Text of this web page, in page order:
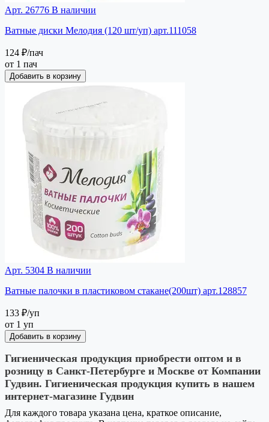
Арт. 26776 В наличии
Ватные диски Мелодия (120 шт/уп) арт.111058
124 ₽/пач
от 1 пач
Добавить в корзину
Арт. 5304 В наличии
Ватные палочки в пластиковом стакане(200шт) арт.128857
133 ₽/уп
от 1 уп
Добавить в корзину
Гигиеническая продукция приобрести оптом и в
розницу в Санкт-Петербурге и Москве от Компании
Гудвин. Гигиеническая продукция купить в нашем
интернет-магазине Гудвин
Для каждого товара указана цена, краткое описание,